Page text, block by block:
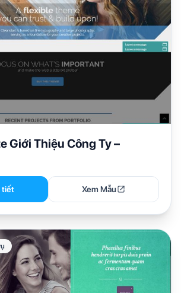
Giới Thiệu Công Ty –
tiết Xem Mẫu